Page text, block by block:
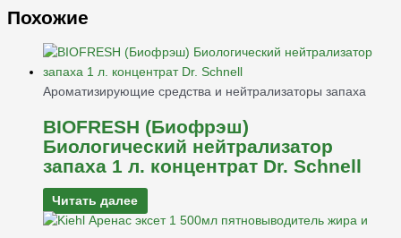
Похожие
Ароматизирующие средства и нейтрализаторы запаха
BIOFRESH (Биофрэш)
Биологический нейтрализатор
запаха 1 л. концентрат Dr. Schnell
Читать далее